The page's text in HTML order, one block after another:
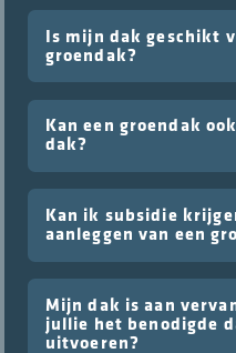
Is mijn dak geschikt
groendak?
Kan een groendak
dak?
Kan ik subsidie
aanleggen van een
Mijn dak is aan
jullie het benodigde
uitvoeren?